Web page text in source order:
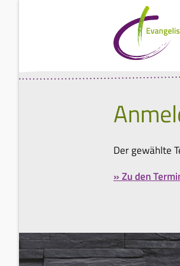
Der gewählte
» Zu den